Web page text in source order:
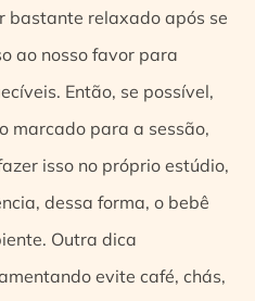
bastante relaxado após se
ao nosso favor para
Então, se possível,
marcado para a sessão,
isso no próprio estúdio,
dessa forma, o bebê
Outra dica
evite café, chás,